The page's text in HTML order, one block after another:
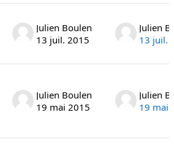
Julien Boulen
13 juil. 2015
Julien
13 juil.
Julien Boulen
19 mai 2015
Julien
19 mai